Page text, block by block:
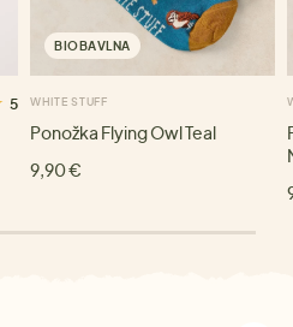
5
BIOBAVLNA
WHITE STUFF
Ponožka Flying Owl Teal
9,90 €